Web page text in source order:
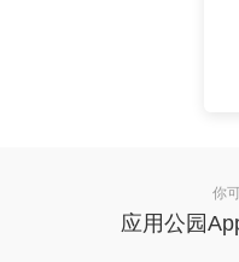
你
应用公园